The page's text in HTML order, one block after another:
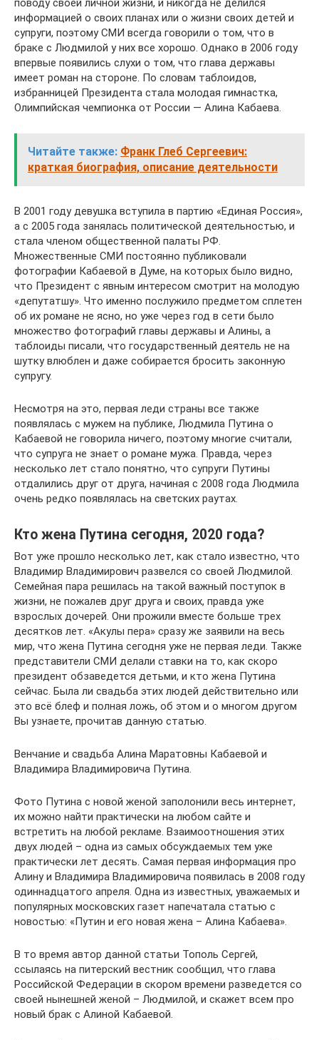
поводу своей личной жизни, и никогда не делился
информацией о своих планах или о жизни своих детей и
супруги, поэтому СМИ всегда говорили о том, что в
браке с Людмилой у них все хорошо. Однако в 2006 году
впервые появились слухи о том, что глава державы
имеет роман на стороне. По словам таблоидов,
избранницей Президента стала молодая гимнастка,
Олимпийская чемпионка от России — Алина Кабаева.
Читайте также: Франк Глеб Сергеевич:
краткая биография, описание деятельности
В 2001 году девушка вступила в партию «Единая Россия»,
а с 2005 года занялась политической деятельностью, и
стала членом общественной палаты РФ.
Множественные СМИ постоянно публиковали
фотографии Кабаевой в Думе, на которых было видно,
что Президент с явным интересом смотрит на молодую
«депутатшу». Что именно послужило предметом сплетен
об их романе не ясно, но уже через год в сети было
множество фотографий главы державы и Алины, а
таблоиды писали, что государственный деятель не на
шутку влюблен и даже собирается бросить законную
супругу.
Несмотря на это, первая леди страны все также
появлялась с мужем на публике, Людмила Путина о
Кабаевой не говорила ничего, поэтому многие считали,
что супруга не знает о романе мужа. Правда, через
несколько лет стало понятно, что супруги Путины
отдалились друг от друга, начиная с 2008 года Людмила
очень редко появлялась на светских раутах.
Кто жена Путина сегодня, 2020 года?
Вот уже прошло несколько лет, как стало известно, что
Владимир Владимирович развелся со своей Людмилой.
Семейная пара решилась на такой важный поступок в
жизни, не пожалев друг друга и своих, правда уже
взрослых дочерей. Они прожили вместе больше трех
десятков лет. «Акулы пера» сразу же заявили на весь
мир, что жена Путина сегодня уже не первая леди. Также
представители СМИ делали ставки на то, как скоро
президент обзаведется детьми, и кто жена Путина
сейчас. Была ли свадьба этих людей действительно или
это всё блеф и полная ложь, об этом и о многом другом
Вы узнаете, прочитав данную статью.
Венчание и свадьба Алина Маратовны Кабаевой и
Владимира Владимировича Путина.
Фото Путина с новой женой заполонили весь интернет,
их можно найти практически на любом сайте и
встретить на любой рекламе. Взаимоотношения этих
двух людей – одна из самых обсуждаемых тем уже
практически лет десять. Самая первая информация про
Алину и Владимира Владимировича появилась в 2008 году
одиннадцатого апреля. Одна из известных, уважаемых и
популярных московских газет напечатала статью с
новостью: «Путин и его новая жена – Алина Кабаева».
В то время автор данной статьи Тополь Сергей,
ссылаясь на питерский вестник сообщил, что глава
Российской Федерации в скором времени разведется со
своей нынешней женой – Людмилой, и скажет всем про
новый брак с Алиной Кабаевой.